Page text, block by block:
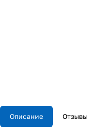
Описание Отзывы